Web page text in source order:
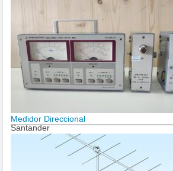
Medidor Direccional
Santander